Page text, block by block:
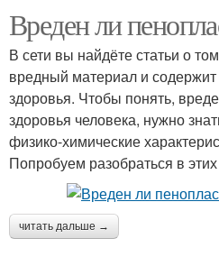
Вреден ли
В сети вы найдёте статьи о
вредный материал и
здоровья. Чтобы понять,
здоровья человека, нужно
физико-химические
Попробуем разобраться в
читать дальше →